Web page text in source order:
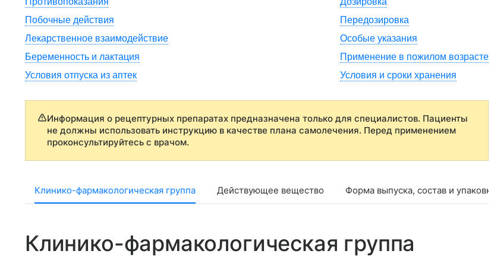
Побочные действия
Передозировка
Лекарственное взаимодействие
Особые указания
Беременность и лактация
Применение в пожилом возрасте
Условия отпуска из аптек
Условия и сроки хранения
Информация о рецептурных препаратах предназначена только для специалистов. Пациенты
не должны использовать инструкцию в качестве плана самолечения. Перед применением
проконсультируйтесь с врачом.
Клинико-фармакологическая группа Действующее вещество Форма выпуска, состав и упаковка
Клинико-фармакологическая группа